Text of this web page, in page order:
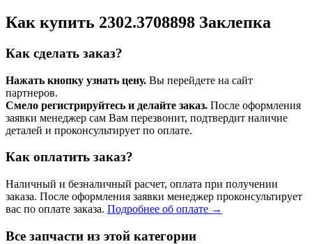
Как купить 2302.3708898 Заклепка
Как сделать заказ?
Нажать кнопку узнать цену. Вы перейдете на сайт
партнеров.
Смело регистрируйтесь и делайте заказ. После оформления
заявки менеджер сам Вам перезвонит, подтвердит наличие
деталей и проконсультирует по оплате.
Как оплатить заказ?
Наличный и безналичный расчет, оплата при получении
заказа. После оформления заявки менеджер проконсультирует
вас по оплате заказа. Подробнее об оплате →
Все запчасти из этой категории